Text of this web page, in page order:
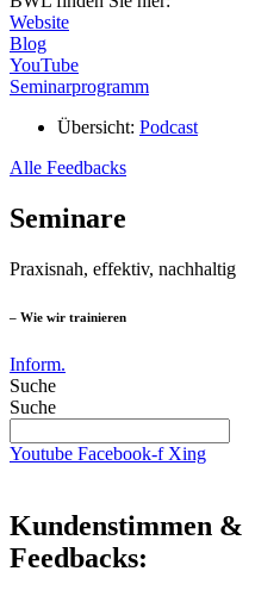
Website
Blog
YouTube
Seminarprogramm
Übersicht: Podcast
Alle Feedbacks
Seminare
Praxisnah, effektiv, nachhaltig
– Wie wir trainieren
Inform.
Suche
Suche
Youtube Facebook-f Xing
Kundenstimmen &
Feedbacks: